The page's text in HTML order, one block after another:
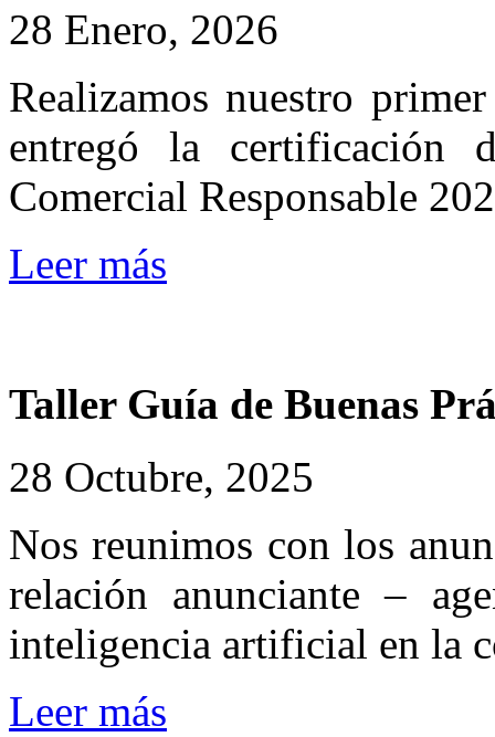
28 Enero, 2026
Realizamos nuestro
entregó la certificación
Comercial Responsable
Leer más
Taller Guía de Buenas
28 Octubre, 2025
Nos reunimos con los
relación anunciante –
inteligencia artificial en la
Leer más